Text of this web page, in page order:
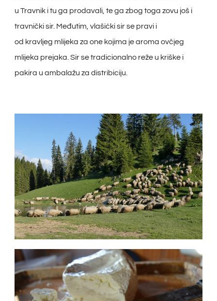
u Travnik i tu ga prodavali, te ga zbog toga zovu još i
travnički sir. Međutim, vlašićki sir se pravi i
od kravljeg mlijeka za one kojima je aroma ovčjeg
mlijeka prejaka. Sir se tradicionalno reže u kriške i
pakira u ambalažu za distribiciju.